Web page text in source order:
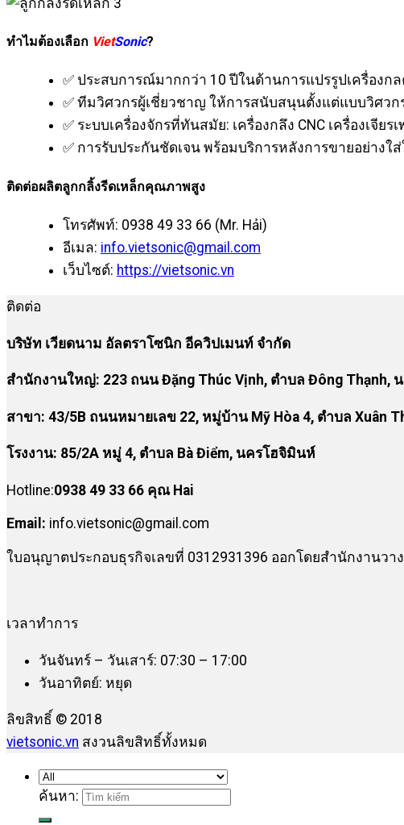
ทำไมต้องเลือก VietSonic?
✅ ประสบการณ์มากกว่า 10 ปีในด้านการแปรรูปเครื่องก
✅ ทีมวิศวกรผู้เชี่ยวชาญ ให้การสนับสนุนตั้งแต่แบบวิศวก
✅ ระบบเครื่องจักรที่ทันสมัย: เครื่องกลึง CNC เครื่องเจี
✅ การรับประกันชัดเจน พร้อมบริการหลังการขายอย่างใส่
ติดต่อผลิตลูกกลิ้งรีดเหล็กคุณภาพสูง
โทรศัพท์: 0938 49 33 66 (Mr. Hải)
อีเมล: info.vietsonic@gmail.com
เว็บไซต์: https://vietsonic.vn
ติดต่อ
บริษัท เวียดนาม อัลตราโซนิก อีควิปเมนท์ จำกัด
สำนักงานใหญ่: 223 ถนน Đặng Thúc Vịnh, ตำบล Đông Thạnh,
สาขา: 43/5B ถนนหมายเลข 22, หมู่บ้าน Mỹ Hòa 4, ตำบล Xuân
โรงงาน: 85/2A หมู่ 4, ตำบล Bà Điểm, นครโฮจิมินห์
Hotline:0938 49 33 66 คุณ Hai
Email: info.vietsonic@gmail.com
ใบอนุญาตประกอบธุรกิจเลขที่ 0312931396 ออกโดยสำนักงานว
เวลาทำการ
วันจันทร์ – วันเสาร์: 07:30 – 17:00
วันอาทิตย์: หยุด
ลิขสิทธิ์ © 2018
vietsonic.vn สงวนลิขสิทธิ์ทั้งหมด
ค้นหา: